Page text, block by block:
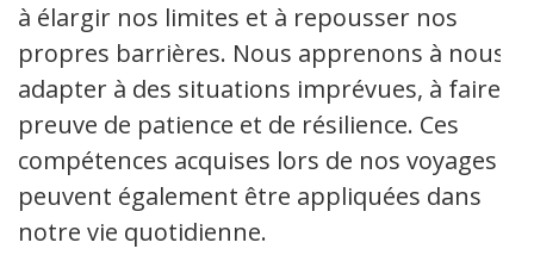
à élargir nos limites et à repousser nos
propres barrières. Nous apprenons à nous
adapter à des situations imprévues, à faire
preuve de patience et de résilience. Ces
compétences acquises lors de nos voyages
peuvent également être appliquées dans
notre vie quotidienne.